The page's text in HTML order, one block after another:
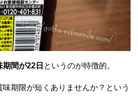
期間が22日 というのが特徴的。
期限が短くありませんか？という